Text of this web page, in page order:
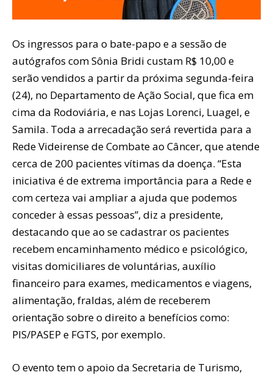
Os ingressos para o bate-papo e a sessão de
autógrafos com Sônia Bridi custam R$ 10,00 e
serão vendidos a partir da próxima segunda-feira
(24), no Departamento de Ação Social, que fica em
cima da Rodoviária, e nas Lojas Lorenci, Luagel, e
Samila. Toda a arrecadação será revertida para a
Rede Videirense de Combate ao Câncer, que atende
cerca de 200 pacientes vítimas da doença. “Esta
iniciativa é de extrema importância para a Rede e
com certeza vai ampliar a ajuda que podemos
conceder à essas pessoas”, diz a presidente,
destacando que ao se cadastrar os pacientes
recebem encaminhamento médico e psicológico,
visitas domiciliares de voluntárias, auxílio
financeiro para exames, medicamentos e viagens,
alimentação, fraldas, além de receberem
orientação sobre o direito a benefícios como:
PIS/PASEP e FGTS, por exemplo.
O evento tem o apoio da Secretaria de Turismo,